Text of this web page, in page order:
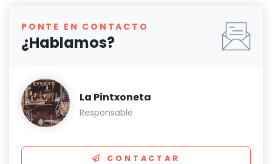
PONTE EN CONTACTO
¿Hablamos?
La Pintxoneta
Responsable
CONTACTAR